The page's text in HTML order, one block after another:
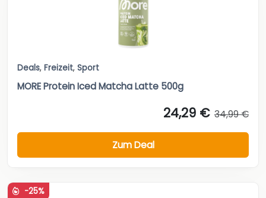
Deals, Freizeit, Sport
MORE Protein Iced Matcha Latte 500g
24,29 € 34,99 €
Zum Deal
-25%